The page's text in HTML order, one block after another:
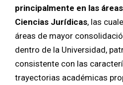
principalmente en las
Ciencias Jurídicas, las
áreas de mayor
dentro de la Universidad,
consistente con las
trayectorias académicas